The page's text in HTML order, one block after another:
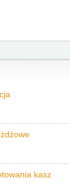
kasz